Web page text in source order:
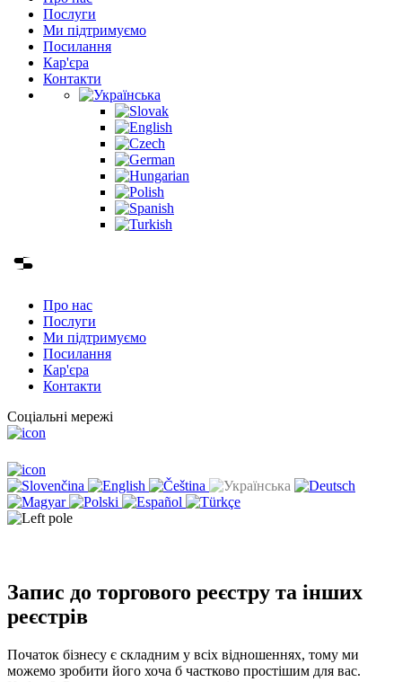
Послуги
Ми підтримуємо
Посилання
Кар'єра
Контакти
Про нас
Послуги
Ми підтримуємо
Посилання
Кар'єра
Контакти
Соціальні мережі
Запис до торгового реєстру та інших
реєстрів
Початок бізнесу є складним у всіх відношеннях, тому ми
можемо зробити його хоча б частково простішим для вас.